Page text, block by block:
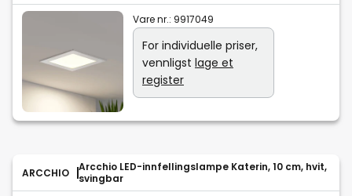
Vare nr.: 9917049
For individuelle priser,
vennligst lage et
register
ARCCHIO
Arcchio LED-innfellingslampe Katerin, 10 cm, hvit,
svingbar